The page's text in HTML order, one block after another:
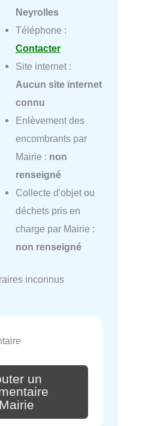
Neyrolles
Téléphone :
Contacter
Site internet :
Aucun site internet
connu
Enlèvement des
encombrants par
Mairie : non
renseigné
Collecte d'objet ou
déchets pris en
charge par Mairie :
non renseigné
inconnus
un